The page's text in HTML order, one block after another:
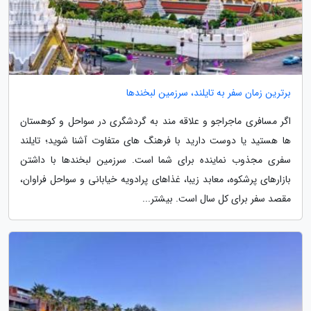
برترین زمان سفر به تایلند، سرزمین لبخندها
اگر مسافری ماجراجو و علاقه مند به گردشگری در سواحل و کوهستان
ها هستید یا دوست دارید با فرهنگ های متفاوت آشنا شوید؛ تایلند
سفری مجذوب نماینده برای شما است. سرزمین لبخندها با داشتن
بازارهای پرشکوه، معابد زیبا، غذاهای پرادویه خیابانی و سواحل فراوان،
مقصد سفر برای کل سال است. بیشتر...